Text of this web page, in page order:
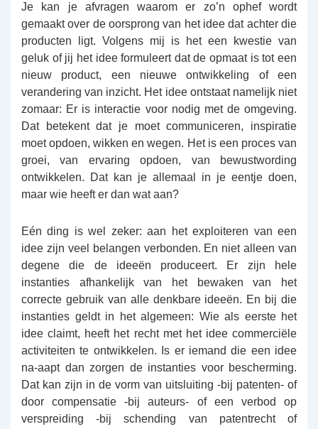
Je kan je afvragen waarom er zo’n ophef wordt
gemaakt over de oorsprong van het idee dat achter die
producten ligt. Volgens mij is het een kwestie van
geluk of jij het idee formuleert dat de opmaat is tot een
nieuw product, een nieuwe ontwikkeling of een
verandering van inzicht. Het idee ontstaat namelijk niet
zomaar: Er is interactie voor nodig met de omgeving.
Dat betekent dat je moet communiceren, inspiratie
moet opdoen, wikken en wegen. Het is een proces van
groei, van ervaring opdoen, van bewustwording
ontwikkelen. Dat kan je allemaal in je eentje doen,
maar wie heeft er dan wat aan?
Eén ding is wel zeker: aan het exploiteren van een
idee zijn veel belangen verbonden. En niet alleen van
degene die de ideeën produceert. Er zijn hele
instanties afhankelijk van het bewaken van het
correcte gebruik van alle denkbare ideeën. En bij die
instanties geldt in het algemeen: Wie als eerste het
idee claimt, heeft het recht met het idee commerciële
activiteiten te ontwikkelen. Is er iemand die een idee
na-aapt dan zorgen de instanties voor bescherming.
Dat kan zijn in de vorm van uitsluiting -bij patenten- of
door compensatie -bij auteurs- of een verbod op
verspreiding -bij schending van patentrecht of